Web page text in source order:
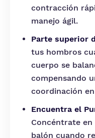
contracción
manejo ágil.
Parte superior
tus hombros
cuerpo se
compensando
coordinación
Encuentra el
Concéntrate
balón cuando